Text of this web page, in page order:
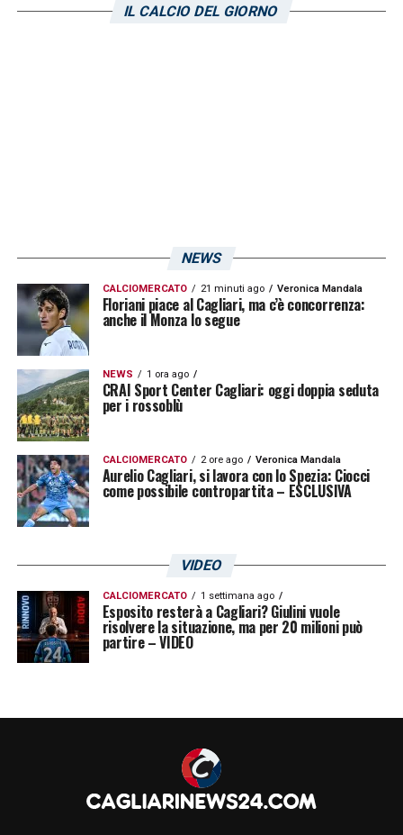
dentro la partita. La squadra è in crescita, il
IL CALCIO DEL GIORNO
NEWS
CALCIOMERCATO 21 minuti ago Veronica Mandala
Floriani piace al Cagliari, ma c’è concorrenza:
anche il Monza lo segue
NEWS 1 ora ago
CRAI Sport Center Cagliari: oggi doppia seduta
per i rossoblù
CALCIOMERCATO 2 ore ago Veronica Mandala
Aurelio Cagliari, si lavora con lo Spezia: Ciocci
come possibile contropartita – ESCLUSIVA
VIDEO
CALCIOMERCATO 1 settimana ago
Esposito resterà a Cagliari? Giulini vuole
risolvere la situazione, ma per 20 milioni può
partire – VIDEO